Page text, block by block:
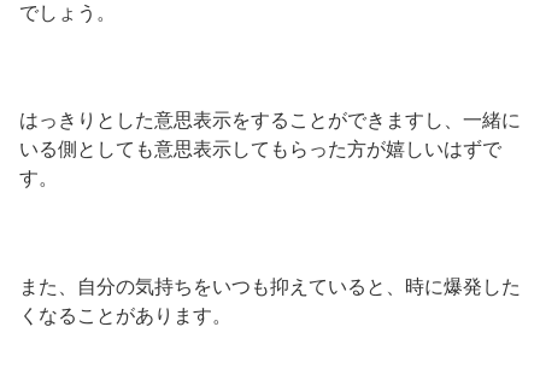
でしょう。
はっきりとした意思表示をすることができますし、一緒に
いる側としても意思表示してもらった方が嬉しいはずで
す。
また、自分の気持ちをいつも抑えていると、時に爆発した
くなることがあります。